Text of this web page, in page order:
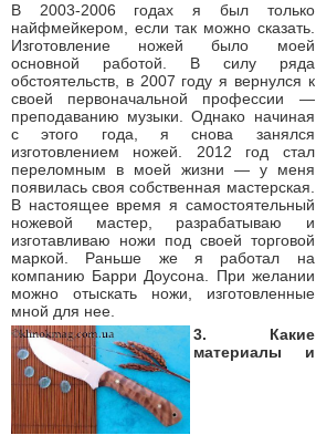
В 2003-2006 годах я был только
найфмейкером, если так можно сказать.
Изготовление ножей было моей
основной работой. В силу ряда
обстоятельств, в 2007 году я вернулся к
своей первоначальной профессии —
преподаванию музыки. Однако начиная
с этого года, я снова занялся
изготовлением ножей. 2012 год стал
переломным в моей жизни — у меня
появилась своя собственная мастерская.
В настоящее время я самостоятельный
ножевой мастер, разрабатываю и
изготавливаю ножи под своей торговой
маркой. Раньше же я работал на
компанию Барри Доусона. При желании
можно отыскать ножи, изготовленные
мной для нее.
3. Какие
материалы и